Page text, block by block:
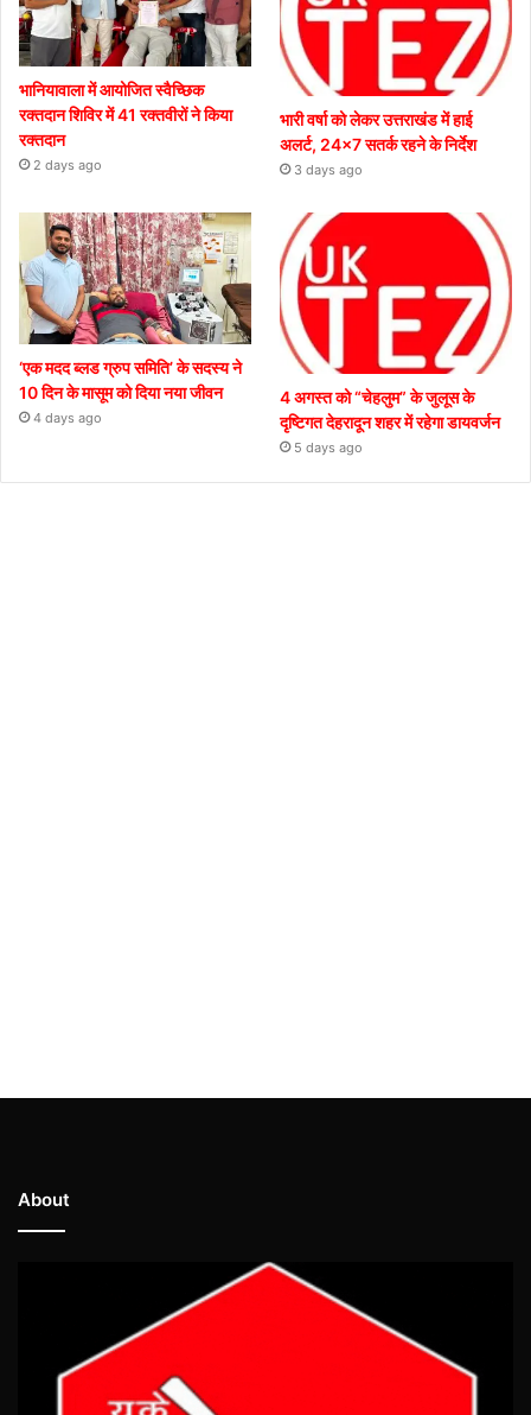
भानियावाला में आयोजित स्वैच्छिक
रक्तदान शिविर में 41 रक्तवीरों ने किया
रक्तदान
2 days ago
भारी वर्षा को लेकर उत्तराखंड में हाई
अलर्ट, 24×7 सतर्क रहने के निर्देश
3 days ago
‘एक मदद ब्लड ग्रुप समिति’ के सदस्य ने
10 दिन के मासूम को दिया नया जीवन
4 days ago
4 अगस्त को “चेहलुम” के जुलूस के
दृष्टिगत देहरादून शहर में रहेगा डायवर्जन
5 days ago
About